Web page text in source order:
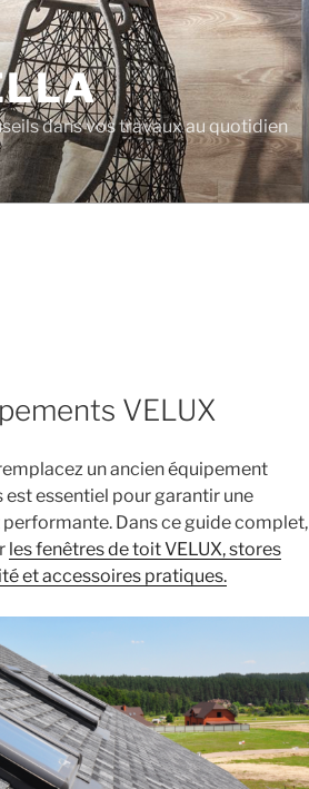
dans vos travaux au quotidien
VELUX
un ancien équipement
est essentiel pour garantir une
Dans ce guide complet,
les fenêtres de toit VELUX, stores
et accessoires pratiques.